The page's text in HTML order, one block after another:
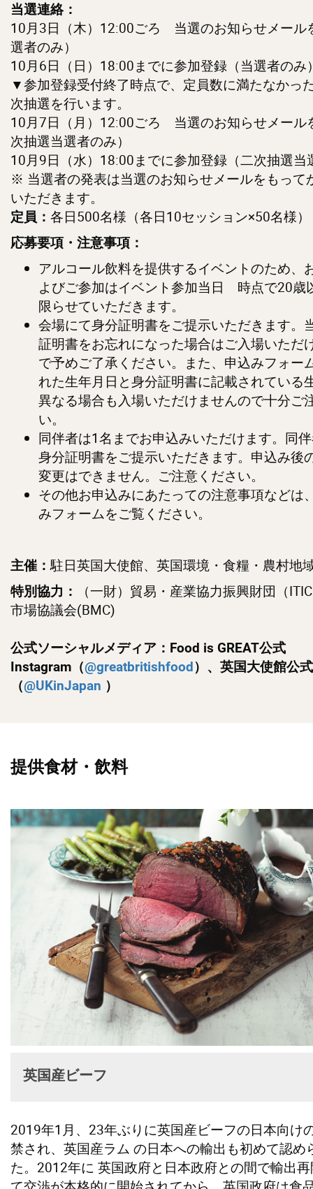
当選連絡：
10月3日（木）12:00ごろ 当選のお知らせメール
選者のみ）
10月6日（日）18:00までに参加登録（当選者のみ
▼参加登録受付終了時点で、定員数に満たなかっ
次抽選を行います。
10月7日（月）12:00ごろ 当選のお知らせメール
次抽選当選者のみ）
10月9日（水）18:00までに参加登録（二次抽選当
※ 当選者の発表は当選のお知らせメールをもって
いただきます。
定員： 各日500名様（各日10セッション×50名様）
応募要項・注意事項：
アルコール飲料を提供するイベントのため、
よびご参加はイベント参加当日 時点で20歳
限らせていただきます。
会場にて身分証明書をご提示いただきます。
証明書をお忘れになった場合はご入場いただ
で予めご了承ください。また、申込みフォー
れた生年月日と身分証明書に記載されている
異なる場合も入場いただけませんので十分ご
い。
同伴者は1名までお申込みいただけます。同
身分証明書をご提示いただきます。申込み後
変更はできません。ご注意ください。
その他お申込みにあたっての注意事項などは
みフォームをご覧ください。
主催：駐日英国大使館、英国環境・食糧・農村地
特別協力：
（一財）貿易・産業協力振興財団（
市場協議会(BMC)
公式ソーシャルメディア： Food is GREAT公式
Instagram（@greatbritishfood）、英国大使館公
（@UKinJapan ）
提供食材・飲料
英国産ビーフ
2019年1月、23年ぶりに英国産ビーフの日本向け
禁され、英国産ラム の日本への輸出も初めて認め
た。2012年に 英国政府と日本政府との間で輸出